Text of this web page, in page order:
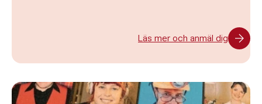
Läs mer och anmäl dig